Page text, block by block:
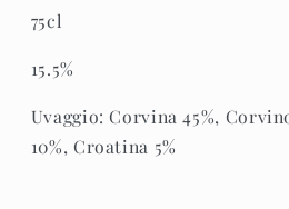
75cl
15.5%
Uvaggio: Corvina 45%,
10%, Croatina 5%